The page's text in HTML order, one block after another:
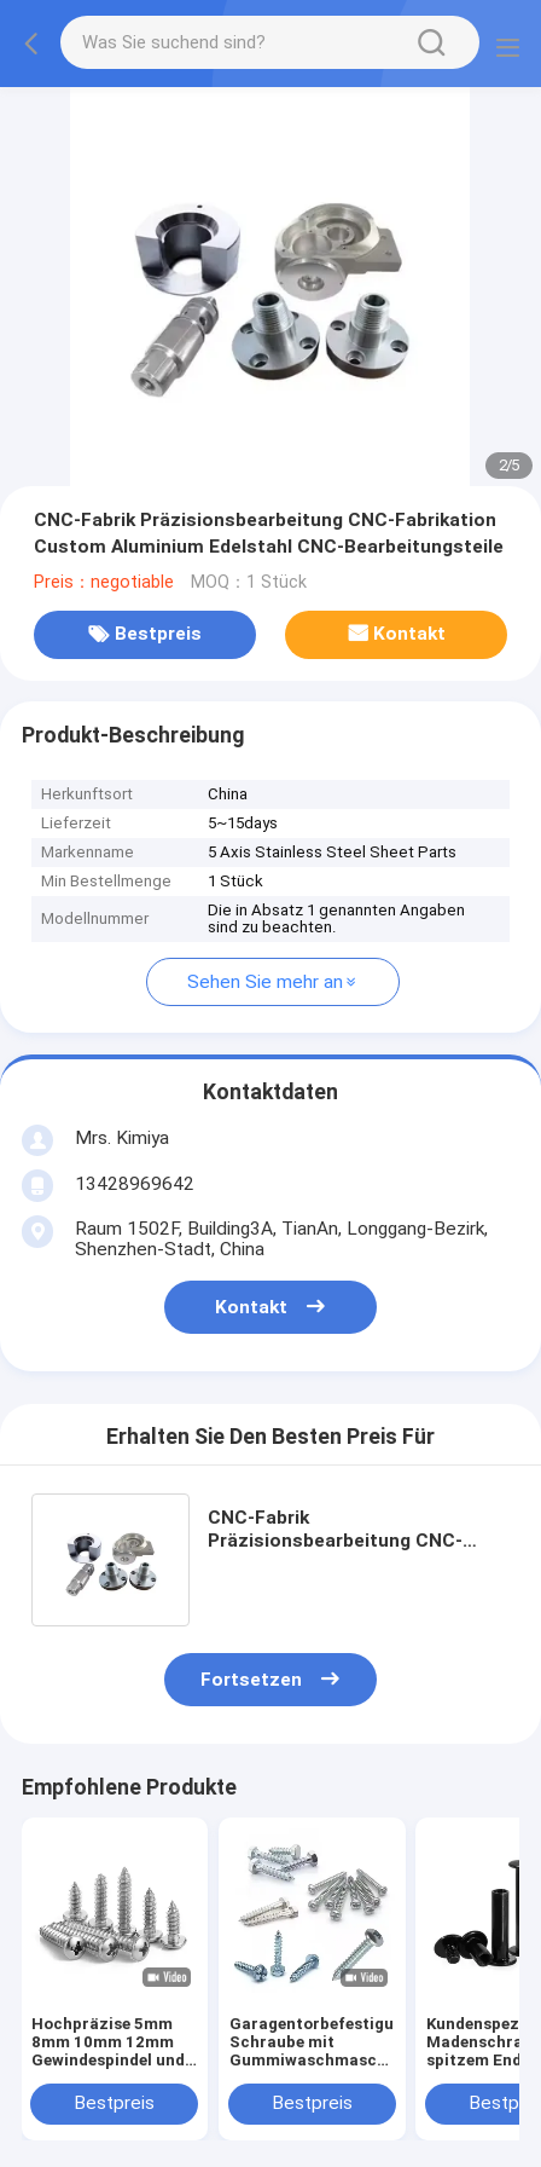
2/5
CNC-Fabrik Präzisionsbearbeitung CNC-Fabrikation
Custom Aluminium Edelstahl CNC-Bearbeitungsteile
Preis：negotiable MOQ：1 Stück
Bestpreis Kontakt
Produkt-Beschreibung
Herkunftsort
China
Lieferzeit
5~15days
Markenname
5 Axis Stainless Steel Sheet Parts
Min Bestellmenge
1 Stück
Modellnummer
Die in Absatz 1 genannten Angaben
sind zu beachten.
Sehen Sie mehr an
Kontaktdaten
Mrs. Kimiya
13428969642
Raum 1502F, Building3A, TianAn, Longgang-Bezirk,
Shenzhen-Stadt, China
Kontakt
Erhalten Sie Den Besten Preis Für
CNC-Fabrik
Präzisionsbearbeitung CNC-
Fortsetzen
Empfohlene Produkte
Hochpräzise 5mm
8mm 10mm 12mm
Gewindespindel und
T10 T12
Trapezgewindespindel
Bestpreis
Garagentorbefestigungen,
Schraube mit
Gummiwaschmaschine,
Bestpreis
spitzem Ende
M5 M6 M8
Kegelspitze